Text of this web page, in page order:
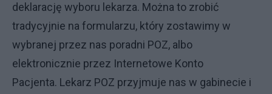
deklarację wyboru lekarza. Można to zrobić
tradycyjnie na formularzu, który zostawimy w
wybranej przez nas poradni POZ, albo
elektronicznie przez Internetowe Konto
Pacjenta. Lekarz POZ przyjmuje nas w gabinecie i